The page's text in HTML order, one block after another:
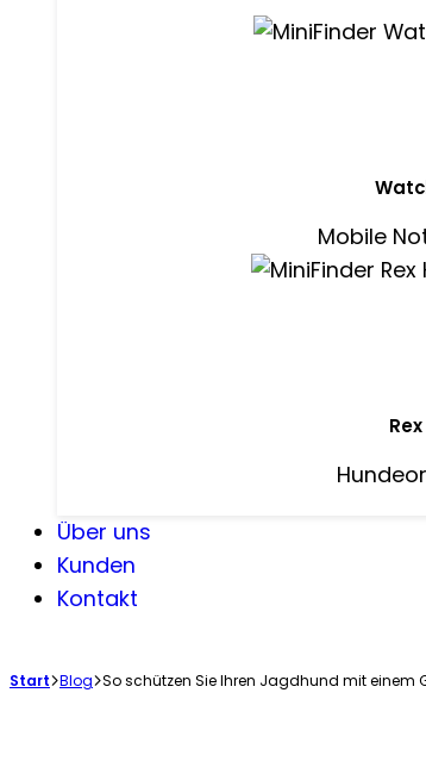
Mobile
Rex
Über uns
Kunden
Kontakt
Start Blog So schützen Sie Ihren Jagdhund mit einem